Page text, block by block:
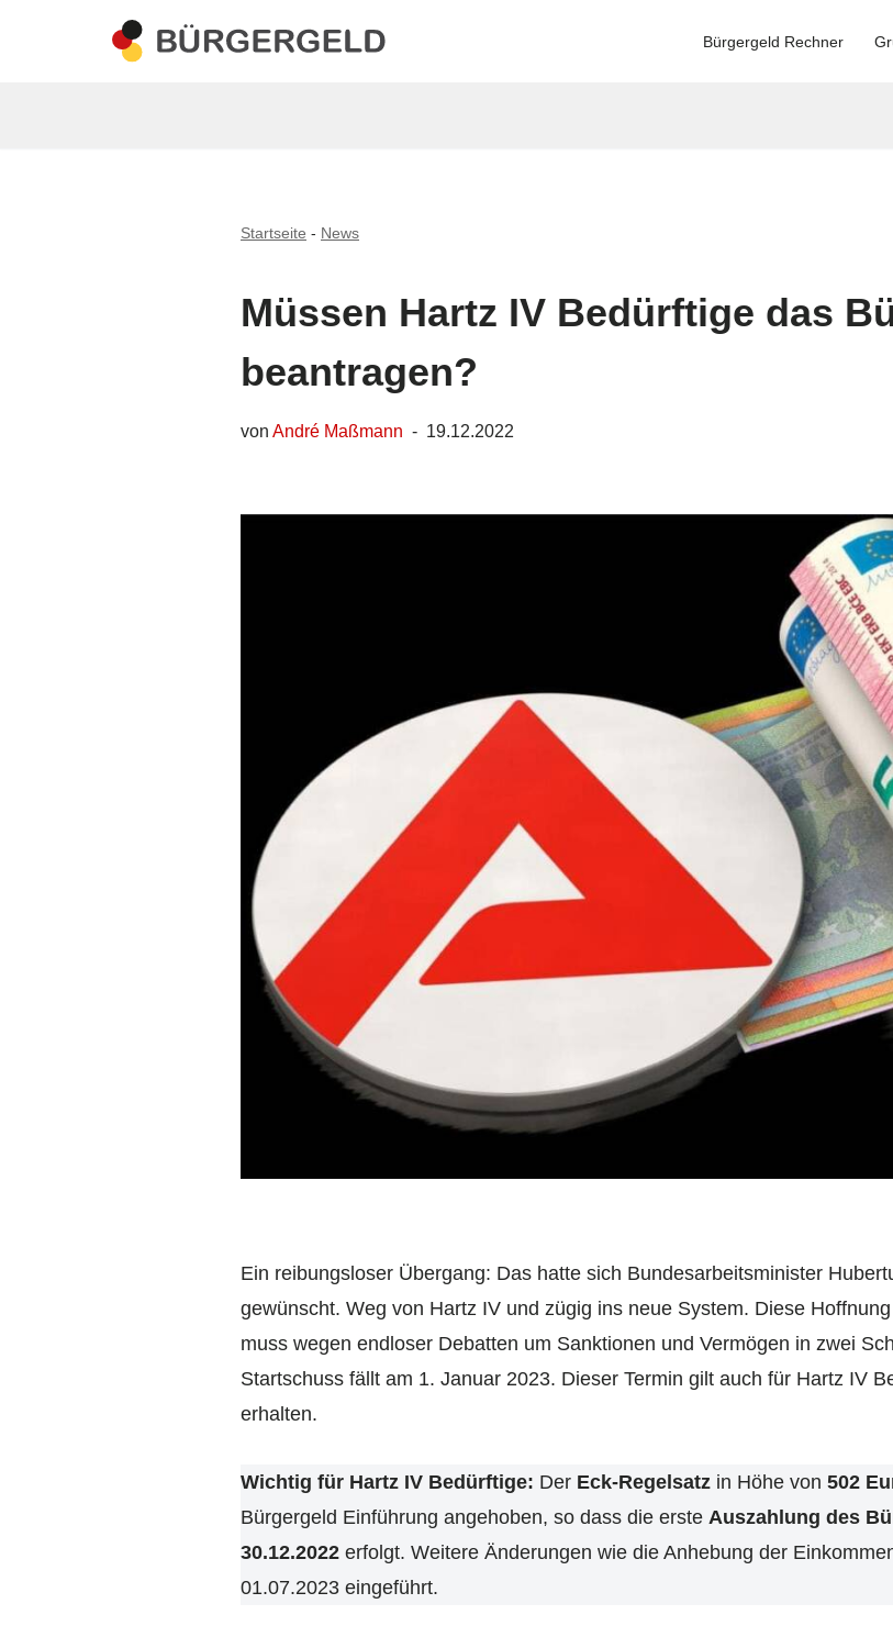
Bürgergeld Rechner
Startseite - News
Müssen Hartz IV Bedürftige das
beantragen?
von André Maßmann 19.12.2022
Ein reibungsloser Übergang: Das hatte sich Bundesarbeitsminister
gewünscht. Weg von Hartz IV und zügig ins neue System. Diese
muss wegen endloser Debatten um Sanktionen und Vermögen in zwei
Startschuss fällt am 1. Januar 2023. Dieser Termin gilt auch für Hartz IV
erhalten.
Wichtig für Hartz IV Bedürftige: Der Eck-Regelsatz in Höhe von 502
Bürgergeld Einführung angehoben, so dass die erste Auszahlung des
30.12.2022 erfolgt. Weitere Änderungen wie die Anhebung der
01.07.2023 eingeführt.